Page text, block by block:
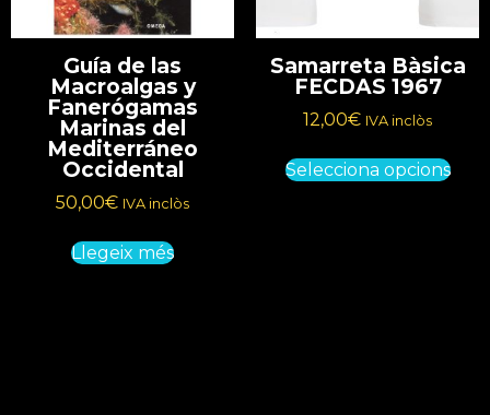
Guía de las
Macroalgas y
Fanerógamas
Marinas del
Mediterráneo
Occidental
50,00€ IVA inclòs
Llegeix més
Samarreta Bàsica
FECDAS 1967
12,00€ IVA inclòs
Selecciona opcions